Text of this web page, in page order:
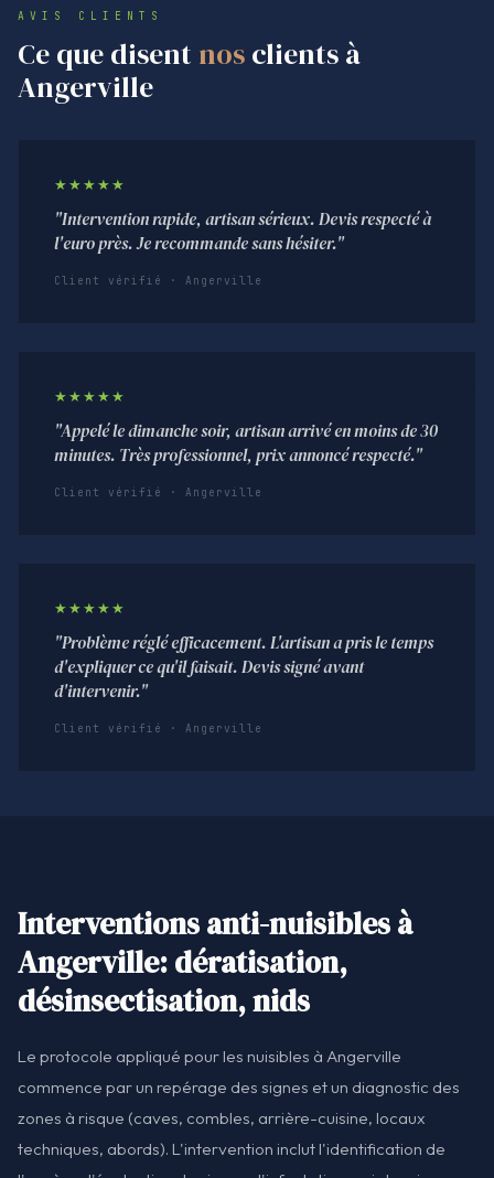
AVIS CLIENTS
Ce que disent nosclients à
Angerville
★★★★★
"Intervention rapide, artisan sérieux. Devis respecté à
l'euro près. Je recommande sans hésiter."
Client vérifié · Angerville
★★★★★
"Appelé le dimanche soir, artisan arrivé en moins de 30
minutes. Très professionnel, prix annoncé respecté."
Client vérifié · Angerville
★★★★★
"Problème réglé efficacement. L'artisan a pris le temps
d'expliquer ce qu'il faisait. Devis signé avant
d'intervenir."
Client vérifié · Angerville
Interventions anti-nuisibles à
Angerville: dératisation,
désinsectisation, nids
Le protocole appliqué pour les nuisibles à Angerville
commence par un repérage des signes et un diagnostic des
zones à risque (caves, combles, arrière-cuisine, locaux
techniques, abords). L'intervention inclut l'identification de